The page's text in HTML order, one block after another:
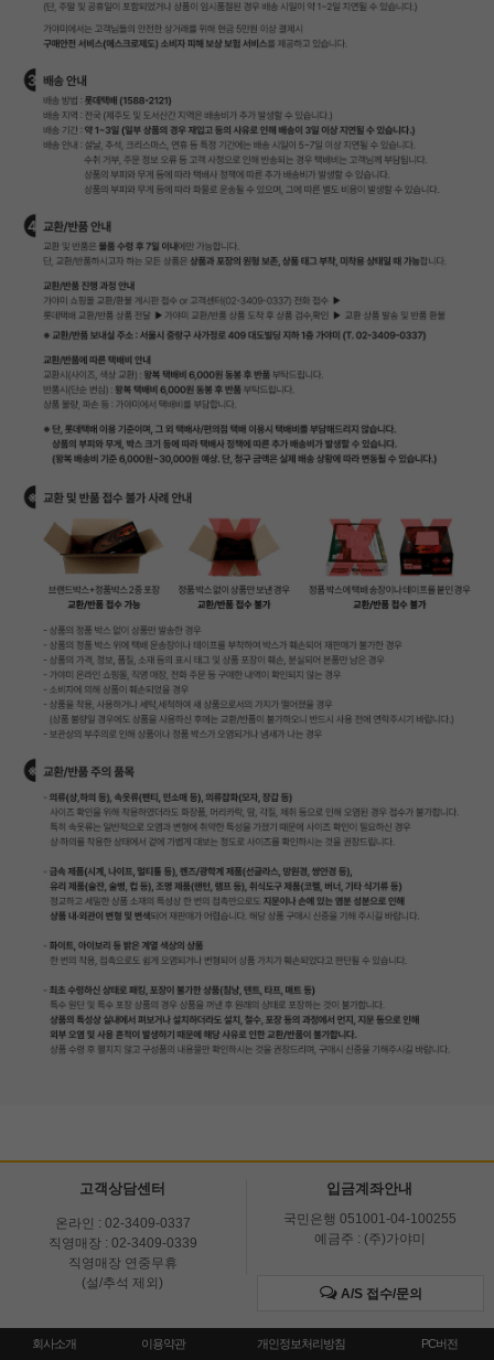
고객상담센터
온라인 : 02-3409-0337
직영매장 : 02-3409-0339
직영매장 연중무휴
(설/추석 제외)
입금계좌안내
국민은행 051001-04-100255
예금주 : (주)가야미
A/S 접수/문의
회사소개 이용약관 개인정보처리방침 PC버전